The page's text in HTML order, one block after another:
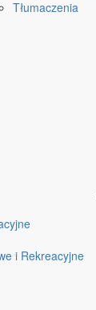
Tłumaczenia
i Rekreacyjne